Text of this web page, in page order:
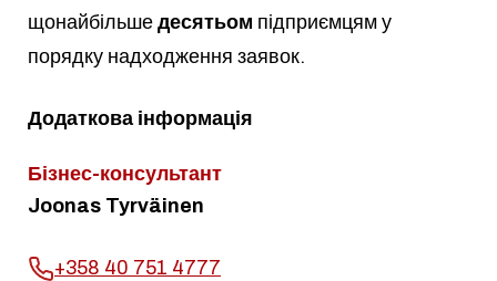
щонайбільше десятьом підприємцям у
порядку надходження заявок.
Додаткова інформація
Бізнес-консультант
Joonas Tyrväinen
+358 40 751 4777